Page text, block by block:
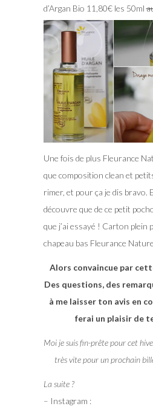
d’Argan Bio 11,80€ les 50ml
Une fois de plus Fleurance
que composition clean et
rimer, et pour ça je dis bravo.
découvre que de ce petit
que j’ai essayé ! Carton plein
chapeau bas Fleurance
Alors convaincue par
Des questions, des
à me laisser ton avis en
ferai un plaisir de
Moi je suis fin-prête pour cet
très vite pour un prochain
La suite ?
– Instagram :